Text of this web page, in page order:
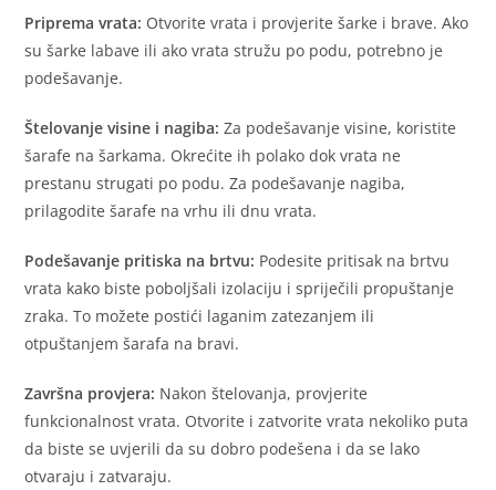
Priprema vrata: Otvorite vrata i provjerite šarke i brave. Ako
su šarke labave ili ako vrata stružu po podu, potrebno je
podešavanje.
Štelovanje visine i nagiba: Za podešavanje visine, koristite
šarafe na šarkama. Okrećite ih polako dok vrata ne
prestanu strugati po podu. Za podešavanje nagiba,
prilagodite šarafe na vrhu ili dnu vrata.
Podešavanje pritiska na brtvu: Podesite pritisak na brtvu
vrata kako biste poboljšali izolaciju i spriječili propuštanje
zraka. To možete postići laganim zatezanjem ili
otpuštanjem šarafa na bravi.
Završna provjera: Nakon štelovanja, provjerite
funkcionalnost vrata. Otvorite i zatvorite vrata nekoliko puta
da biste se uvjerili da su dobro podešena i da se lako
otvaraju i zatvaraju.